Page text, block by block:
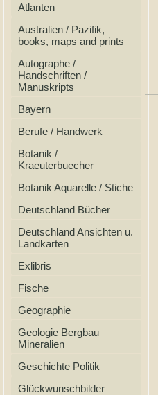
Atlanten
Australien / Pazifik,
books, maps and prints
Autographe /
Handschriften /
Manuskripts
Bayern
Berufe / Handwerk
Botanik /
Kraeuterbuecher
Botanik Aquarelle / Stiche
Deutschland Bücher
Deutschland Ansichten u.
Landkarten
Exlibris
Fische
Geographie
Geologie Bergbau
Mineralien
Geschichte Politik
Glückwunschbilder